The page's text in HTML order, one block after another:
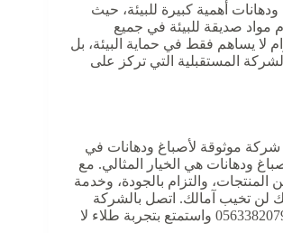
أهمية كبيرة للبيئة، حيث
مواد صديقة للبيئة في جميع
لا يساهم فقط في حماية البيئة، بل
المستقبلية التي تركز على
موثوقة لأصباغ ودهانات في
ودهانات هي الخيار المثالي. مع
والتزام بالجودة، وخدمة
لن تخيب آمالك. اتصل بالشركة
اليوم على الرقم 0563382079 واستمتع بتجربة طلاء لا